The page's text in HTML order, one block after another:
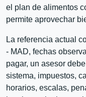
el plan de alimentos
permite aprovechar
La referencia actual
- MAD, fechas
pagar, un asesor
sistema, impuestos,
horarios, escalas,